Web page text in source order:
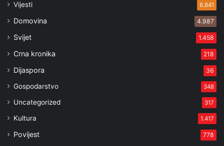
Vijesti 6.841
Domovina 4.987
Svijet 1.458
Crna kronika 218
Dijaspora 36
Gospodarstvo 348
Uncategorized 317
Kultura 1.417
Povijest 778